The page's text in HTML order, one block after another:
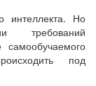
интеллекта. Но
требований
самообучаемого
под